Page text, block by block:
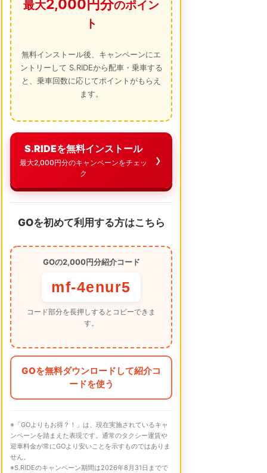
最大2,000円分のポイン
ト
無料インストール後、キャンペーンにエ
ントリーして S.RIDEから配車・乗車する
と、乗車回数に応じてポイントがもらえ
ます。
S.RIDEを無料インストール
最大2,000円分のキャンペーンをチェッ
ク
GOを初めて利用する方はこちら
GOの2,000円分紹介コード
mf-4enur5
コード部分を長押しするとコピーできま
す。
GOを無料ダウンロードして紹介コ
ードを使う
※「GOよりもお得？！」は、現在実施されているキャ
ンペーンを踏まえた表現です。通常のタクシー運賃や
迎車料金が常にGOより安いことを示すものではありま
せん。
※S.RIDEのキャンペーン期間は2026年8月31日までで